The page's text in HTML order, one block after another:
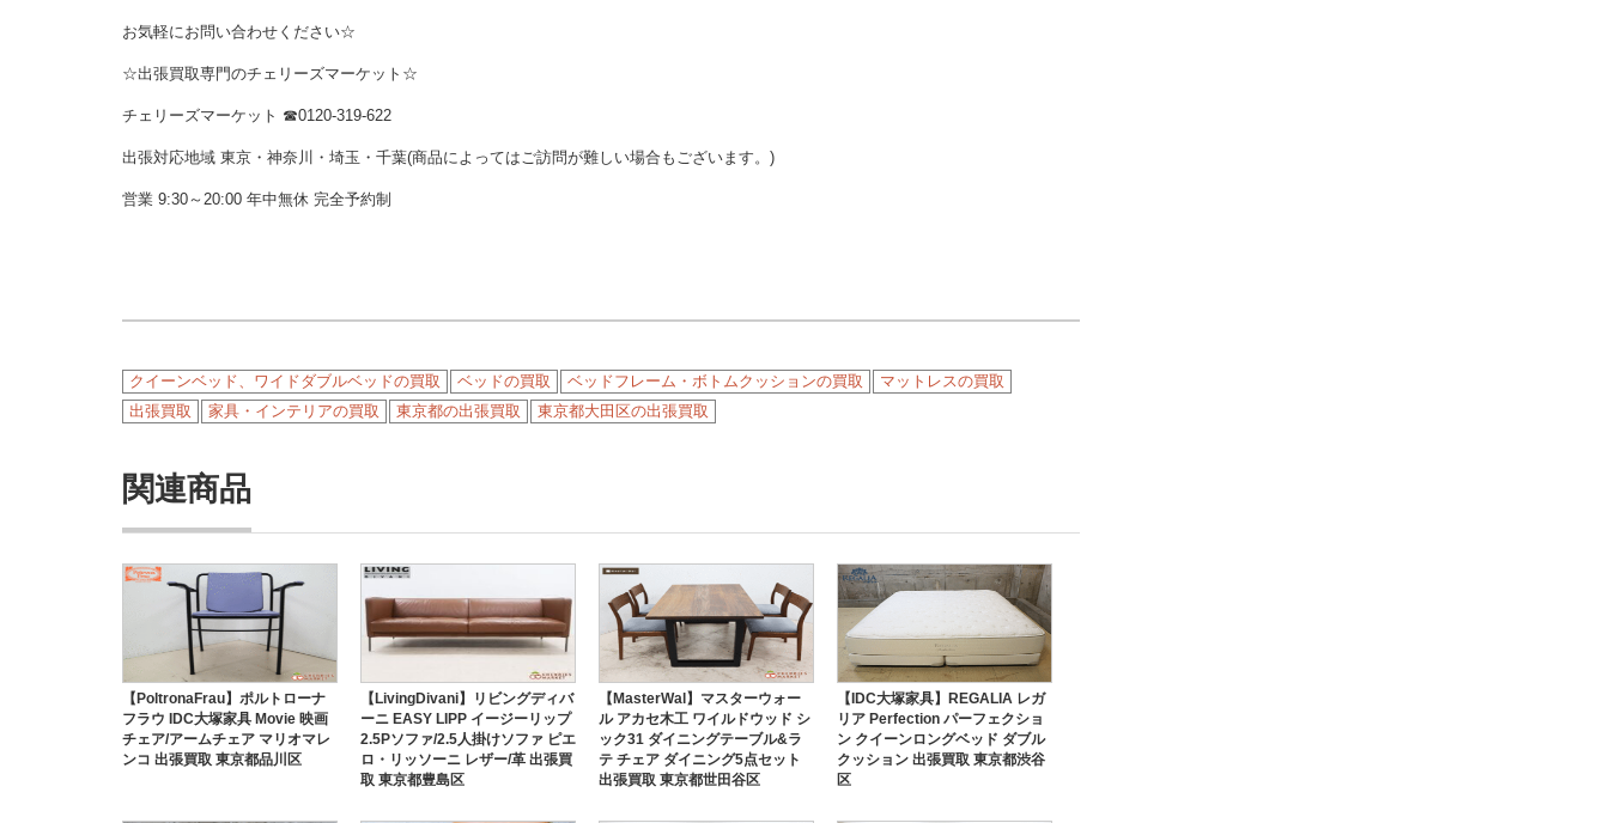
お気軽にお問い合わせください☆
☆出張買取専門のチェリーズマーケット☆
チェリーズマーケット ☎︎0120-319-622
出張対応地域 東京・神奈川・埼玉・千葉(商品によってはご訪問が難しい場合もございます。)
営業 9:30～20:00 年中無休 完全予約制
クイーンベッド、ワイドダブルベッドの買取 ベッドの買取 ベッドフレーム・ボトムクッションの買取
マットレスの買取
出張買取
家具・インテリアの買取 東京都の出張買取 東京都大田区の出張買取
関連商品
【PoltronaFrau】ポルトローナ
フラウ IDC大塚家具 Movie 映画
チェア/アームチェア マリオマレ
ンコ 出張買取 東京都品川区
【LivingDivani】リビングディバ
ーニ EASY LIPP イージーリップ
2.5Pソファ/2.5人掛けソファ ピエ
ロ・リッソーニ レザー/革 出張買
取 東京都豊島区
【MasterWal】マスターウォー
ル アカセ木工 ワイルドウッド シ
ック31 ダイニングテーブル&ラ
テ チェア ダイニング5点セット
出張買取 東京都世田谷区
【IDC大塚家具】REGALIA レガ
リア Perfection パーフェクショ
ン クイーンロングベッド ダブル
クッション 出張買取 東京都渋谷
区